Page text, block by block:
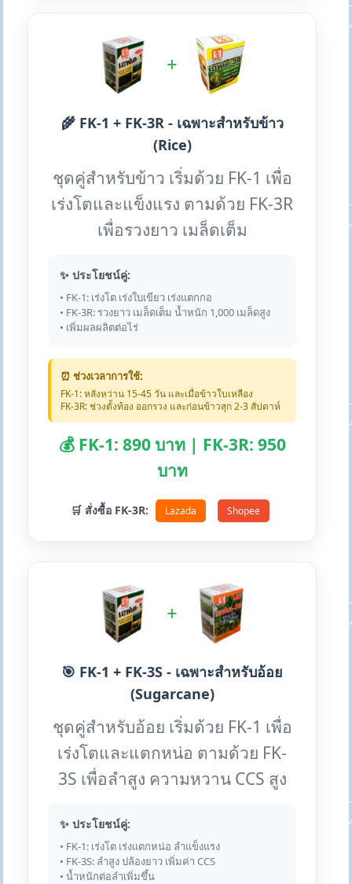
+
🌾 FK-1 + FK-3R - เฉพาะสำหรับข้าว
(Rice)
ชุดคู่สำหรับข้าว เริ่มด้วย FK-1 เพื่อ
เร่งโตและแข็งแรง ตามด้วย FK-3R
เพื่อรวงยาว เมล็ดเต็ม
✨ ประโยชน์คู่:
• FK-1: เร่งโต เร่งใบเขียว เร่งแตกกอ
• FK-3R: รวงยาว เมล็ดเต็ม น้ำหนัก 1,000 เมล็ดสูง
• เพิ่มผลผลิตต่อไร่
⏰ ช่วงเวลาการใช้:
FK-1: หลังหว่าน 15-45 วัน และเมื่อข้าวใบเหลือง
FK-3R: ช่วงตั้งท้อง ออกรวง และก่อนข้าวสุก 2-3 สัปดาห์
💰 FK-1: 890 บาท | FK-3R: 950
บาท
🛒 สั่งซื้อ FK-3R: Lazada Shopee
+
🎯 FK-1 + FK-3S - เฉพาะสำหรับอ้อย
(Sugarcane)
ชุดคู่สำหรับอ้อย เริ่มด้วย FK-1 เพื่อ
เร่งโตและแตกหน่อ ตามด้วย FK-
3S เพื่อลำสูง ความหวาน CCS สูง
✨ ประโยชน์คู่:
• FK-1: เร่งโต เร่งแตกหน่อ ลำแข็งแรง
• FK-3S: ลำสูง ปล้องยาว เพิ่มค่า CCS
• น้ำหนักต่อลำเพิ่มขึ้น